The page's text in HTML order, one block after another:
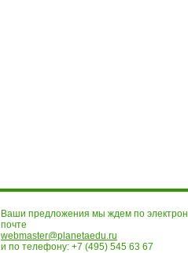
Ваши предложения мы ждем по
почте
webmaster@planetaedu.ru
и по телефону: +7 (495) 545 63 67